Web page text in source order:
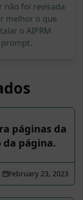
não foi revisada
melhor o que
o AIPRM
páginas da
página.
February 23, 2023